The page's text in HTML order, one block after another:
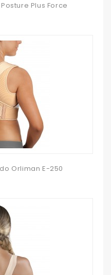
Plus Force
Orliman E-250